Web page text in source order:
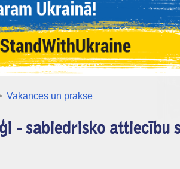
Vakances un prakse
- sabiedrisko attiecību